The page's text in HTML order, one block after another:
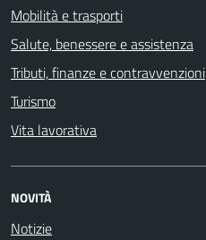
Mobilità e trasporti
Salute, benessere e assistenza
Tributi, finanze e contravvenzioni
Turismo
Vita lavorativa
NOVITÀ
Notizie